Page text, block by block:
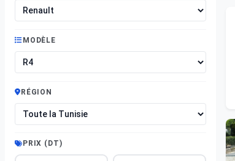
MODÈLE
RÉGION
PRIX (DT)